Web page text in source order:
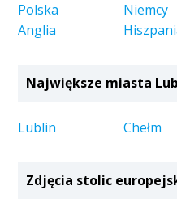
Polska Niemcy
Anglia
Największe miasta
Lublin Chełm
Zdjęcia stolic